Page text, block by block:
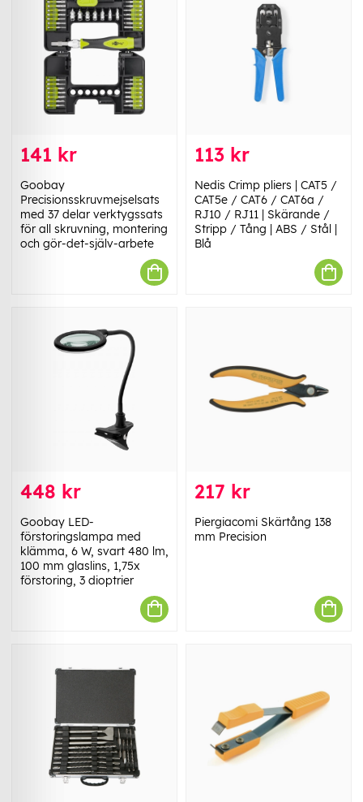
141 kr
Goobay
Precisionsskruvmejselsats
med 37 delar verktygssats
för all skruvning, montering
och gör-det-själv-arbete
113 kr
Nedis Crimp pliers | CAT5 /
CAT5e / CAT6 / CAT6a /
RJ10 / RJ11 | Skärande /
Stripp / Tång | ABS / Stål |
Blå
448 kr
Goobay LED-
förstoringslampa med
klämma, 6 W, svart 480 lm,
100 mm glaslins, 1,75x
förstoring, 3 dioptrier
217 kr
Piergiacomi Skärtång 138
mm Precision